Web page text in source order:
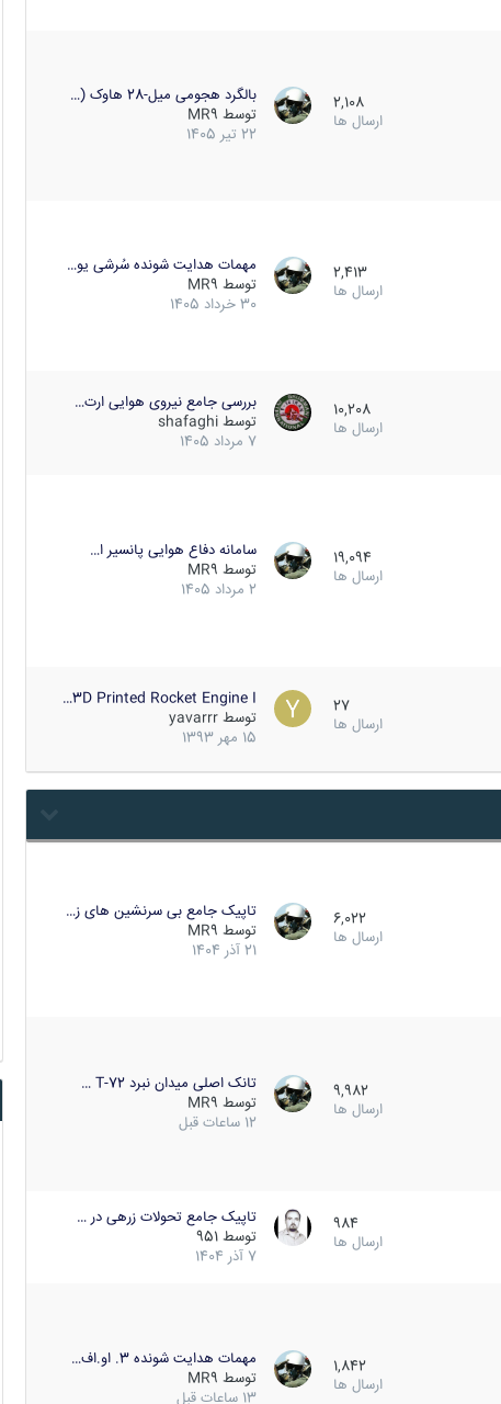
2,108
ارسال ها
بالگرد هجومی میل-28 هاوک (…
توسط MR9
22 تیر 1405
2,413
ارسال ها
مهمات هدایت شونده سُرشی یو…
توسط MR9
30 خرداد 1405
10,208
ارسال ها
بررسی جامع نیروی هوایی ارت…
توسط shafaghi
7 مرداد 1405
19,094
ارسال ها
سامانه دفاع هوایی پانسیر ا…
توسط MR9
2 مرداد 1405
27
ارسال ها
3D Printed Rocket Engine I…
توسط yavarrr
15 مهر 1393
6,022
ارسال ها
تاپیک جامع بی سرنشین های ز…
توسط MR9
21 آذر 1404
9,982
ارسال ها
تانک اصلی میدان نبرد T-72 …
توسط MR9
12 ساعات قبل
984
ارسال ها
تاپیک جامع تحولات زرهی در …
توسط 951
7 آذر 1404
1,842
ارسال ها
مهمات هدایت شونده 3. او.اف…
توسط MR9
13 ساعات قبل